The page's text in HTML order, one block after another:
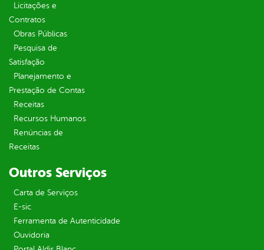
Licitações e
Contratos
Obras Públicas
Pesquisa de
Satisfação
Planejamento e
Prestação de Contas
Receitas
Recursos Humanos
Renúncias de
Receitas
Outros Serviços
Carta de Serviços
E-sic
Ferramenta de Autenticidade
Ouvidoria